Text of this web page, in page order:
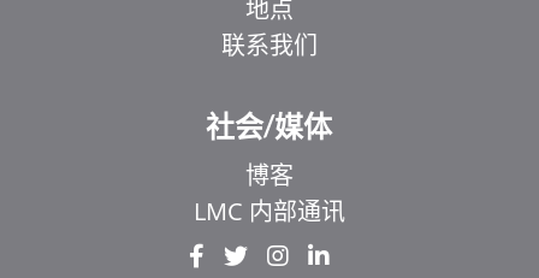
地点
联系我们
社会/媒体
博客
LMC 内部通讯